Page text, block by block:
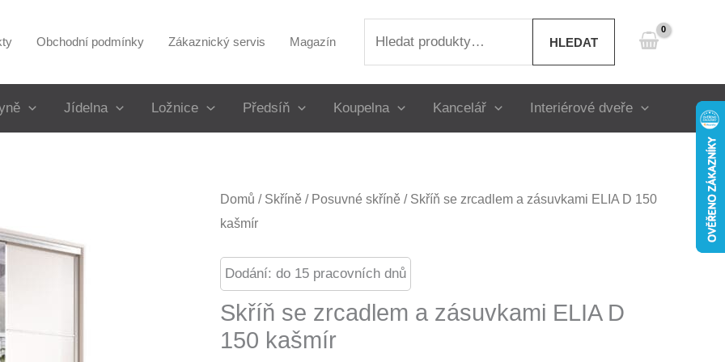
Obchodní podmínky Zákaznický servis Magazín HLEDAT
Jídelna Ložnice Předsíň Koupelna Kancelář Interiérové dveře
Domů / Skříně / Posuvné skříně / Skříň se zrcadlem a zásuvkami ELIA D 150
kašmír
Dodání: do 15 pracovních dnů
Skříň se zrcadlem a zásuvkami ELIA D
150 kašmír